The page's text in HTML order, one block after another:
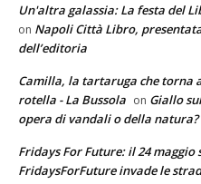
Un'altra galassia: La festa del
on Napoli Città Libro,
dell’editoria
Camilla, la tartaruga che torna
rotella - La Bussola on Giallo
opera di vandali o della natura?
Fridays For Future: il 24 maggio
FridaysForFuture invade le